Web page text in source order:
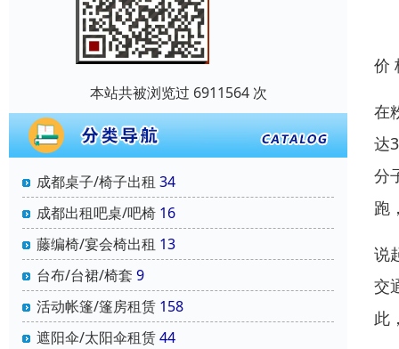
本站共被浏览过 6911564 次
成都桌子/椅子出租 34
成都出租吧桌/吧椅 16
藤编椅/宴会椅出租 13
台布/台裙/椅套 9
活动帐篷/篷房租赁 158
遮阳伞/太阳伞租赁44
价
在
达
分
跑
说
交
此